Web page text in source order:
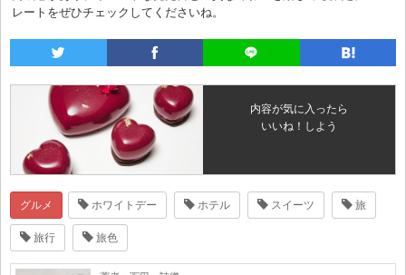
レートをぜひチェックしてくださいね。
内容が気に入ったら
いいね！しよう
グルメ ホワイトデー ホテル スイーツ 旅
旅行 旅色